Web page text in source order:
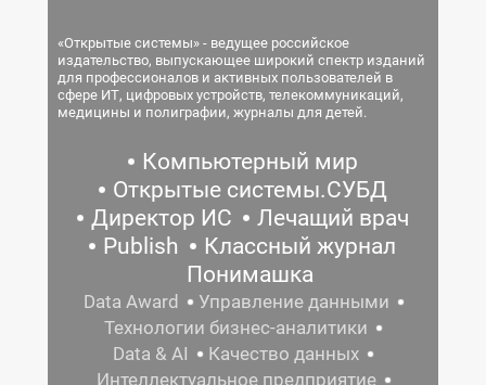
«Открытые системы» - ведущее российское
издательство, выпускающее широкий спектр изданий
для профессионалов и активных пользователей в
сфере ИТ, цифровых устройств, телекоммуникаций,
медицины и полиграфии, журналы для детей.
Компьютерный мир
Открытые системы.СУБД
Директор ИС
Лечащий врач
Publish
Классный журнал
Понимашка
Data Award
Управление данными
Технологии бизнес-аналитики
Data & AI
Качество данных
Интеллектуальное предприятие